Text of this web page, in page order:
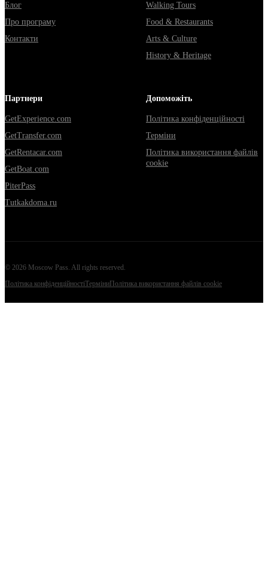
Блог
Про програму
Контакти
Walking Tours
Food & Restaurants
Arts & Culture
History & Heritage
Партнери
GetExperience.com
GetTransfer.com
GetRentacar.com
GetBoat.com
PiterPass
Tutkakdoma.ru
Допоможіть
Політика конфіденційності
Терміни
Політика використання файлів
cookie
© 2026 Moscow Pass. All rights reserved.
Політика конфіденційностіТерміни Політика використання файлів cookie